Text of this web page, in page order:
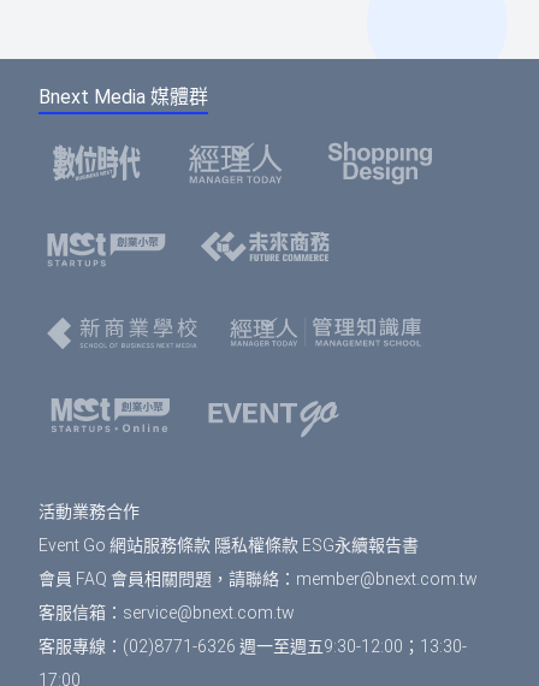
入。（若您尚未成為BNEXTMEDIA會員，請點選
下方的註冊按鈕，即可註冊會員帳號。）
選擇您欲報名的票種及張數後，點選「確認」按
鈕。
名表單中，加速您的報名流程。
寫每個人的資料，或只填寫一位代表人資料。若
完成後，點選「確認」按鈕。
付費活動
「確認」會到訂單預覽頁，確認訂單資訊無誤之
後，按下「確認」即完成報名。
報名完成後，您將在您登入會員時所用的email信
箱中，收到系統發送的報名完成通知信。
款成功。
費用，系統無法為您保留席次，要參加活動請重新
Bnext Media 媒體群
活動業務合作
Event Go 網站服務條款 隱私權條款 ESG永續報告書
會員 FAQ 會員相關問題，請聯絡： member@bnext.com.tw
客服信箱： service@bnext.com.tw
客服專線：(02)8771-6326 週一至週五9:30-12:00；13:30-
17:00